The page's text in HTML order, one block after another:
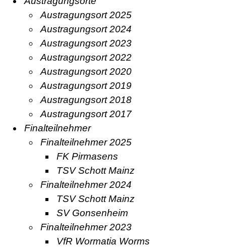
Austragungsort 2025
Austragungsort 2024
Austragungsort 2023
Austragungsort 2022
Austragungsort 2020
Austragungsort 2019
Austragungsort 2018
Austragungsort 2017
Finalteilnehmer
Finalteilnehmer 2025
FK Pirmasens
TSV Schott Mainz
Finalteilnehmer 2024
TSV Schott Mainz
SV Gonsenheim
Finalteilnehmer 2023
VfR Wormatia Worms